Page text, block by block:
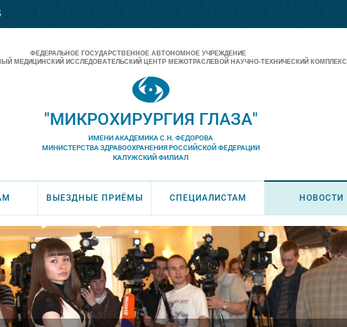
ФЕДЕРАЛЬНОЕ ГОСУДАРСТВЕННОЕ АВТОНОМНОЕ УЧРЕЖДЕНИЕ
МЕДИЦИНСКИЙ ИССЛЕДОВАТЕЛЬСКИЙ ЦЕНТР МЕЖОТРАСЛЕВОЙ НАУЧНО-ТЕХНИЧЕСКИЙ КОМПЛЕКС
"МИКРОХИРУРГИЯ ГЛАЗА"
ИМЕНИ АКАДЕМИКА С.Н. ФЕДОРОВА
МИНИСТЕРСТВА ЗДРАВООХРАНЕНИЯ РОССИЙСКОЙ ФЕДЕРАЦИИ
КАЛУЖСКИЙ ФИЛИАЛ
ВЫЕЗДНЫЕ ПРИЁМЫ СПЕЦИАЛИСТАМ НОВОСТИ